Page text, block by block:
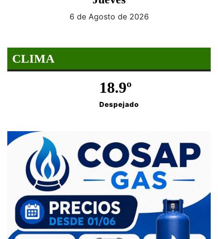
6 de Agosto de 2026
CLIMA
18.9º
Despejado